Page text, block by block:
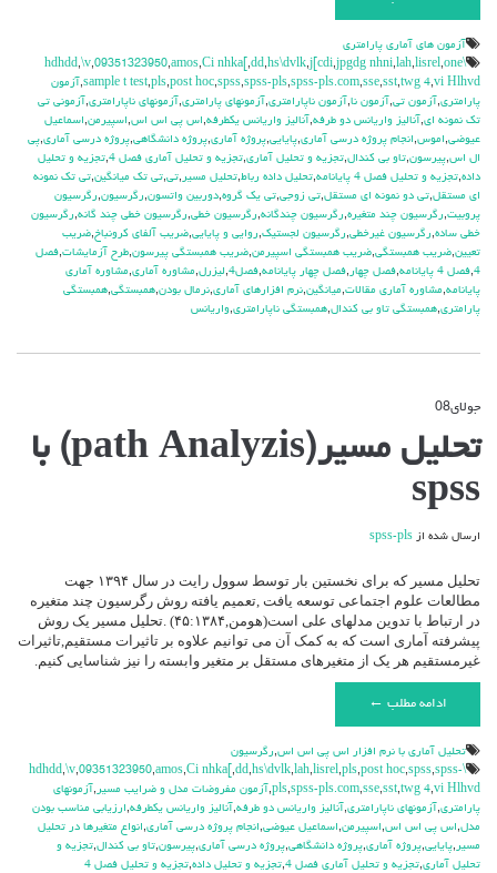
آزمون هاي آماري پارامتري
\hdhdd
,\v,09351323950,amos,Ci nhka[ ,dd,hs\dvlk,j[cdi,jpgdg nhni,lah,lisrel,one
sample t test,pls,post hoc,spss,spss-pls,spss-pls.com,sse,sst,twg 4,vi Hlhvd
,آزمون
پارامتری,آزمون تی,آزمون نا,آزمون ناپارامتری,آزمونهای پارامتری,آزمونهای ناپارامتری,آزمونی تی
تک نمونه ای,آنالیز واریانس دو طرفه,آنالیز واریانس یکطرفه,اس پی اس اس,اسپیرمن,اسماعیل
عیوضی,اموس,انجام پروژه درسی آماری,پایایی,پروژه آماری,پروژه دانشگاهی,پروژه درسی آماری,پی
ال اس,پیرسون,تاو بی کندال,تجزیه و تحلیل آماری,تجزیه و تحلیل آماری فصل 4 ,تجزیه و تحلیل
داده,تجزیه و تحلیل فصل 4 پایانامه ,تحلیل داده رباط,تحلیل مسیر ,تی,تی تک میانگین,تی تک نمونه
ای مستقل,تی دو نمونه ای مستقل,تی زوجی,تی یک گروه,دوربین واتسون,رگرسیون,رگرسیون
پروبیت,رگرسیون چند متغیره,رگرسیون چندگانه,رگرسیون خطی,رگرسیون خطی چند گانه,رگرسیون
خطی ساده,رگرسیون غیرخطی,رگرسیون لجستیک,روایی و پایایی,ضریب آلفای کرونباخ,ضریب
تعیین,ضریب همبستگی,ضریب همبستگی اسپیرمن,ضریب همبستگی پیرسون,طرح آزمایشات,فصل
4
,فصل 4 پایانامه ,فصل چهار ,فصل چهار پایانامه,فصل4 ,لیزرل,مشاوره آماری,مشاوره آماری
پایانامه,مشاوره آماری مقالات,میانگین,نرم افزارهای آماری,نرمال بودن,همبستگی,همبستگی
پارامتری,همبستگی تاو بی کندال,همبستگی ناپارامتری,واریانس
جولای08
تحلیل
تحلیل مسیر(path Analyzis) با
spss
ارسال شده از spss-pls
تحلیل مسیر که برای نخستین بار توسط سوول رایت در سال ۱۳۹۴ جهت
مطالعات علوم اجتماعی توسعه یافت ,تعمیم یافته روش رگرسیون چند متغیره
در ارتباط با تدوین مدلهای علی است(هومن,۴۵:۱۳۸۴) .تحلیل مسیر یک روش
پیشرفته آماری است که به کمک آن می توانیم علاوه بر تاثیرات مستقیم,تاثیرات
غیرمستقیم هر یک از متغیرهای مستقل بر متغیر وابسته را نیز شناسایی کنیم.
ادامه مطلب ←
تحليل آماري با نرم افزار اس پي اس اس,رگرسیون
\hdhdd
,\v,09351323950,amos,Ci nhka[ ,dd,hs\dvlk,lah,lisrel,pls,post hoc,spss,spss-
pls,spss-pls.com,sse,sst,twg 4,vi Hlhvd
,آزمون مفروضات مدل و ضرایب مسیر ,آزمونهای
پارامتری,آزمونهای ناپارامتری,آنالیز واریانس دو طرفه,آنالیز واریانس یکطرفه,ارزیابی مناسب بودن
مدل,اس پی اس اس,اسپیرمن,اسماعیل عیوضی,انجام پروژه درسی آماری,انواع متغیرها در تحلیل
مسیر ,پایایی,پروژه آماری,پروژه دانشگاهی,پروژه درسی آماری,پیرسون,تاو بی کندال,تجزیه و
تحلیل آماری,تجزیه و تحلیل آماری فصل 4 ,تجزیه و تحلیل داده,
تجزیه و تحلیل فصل 4